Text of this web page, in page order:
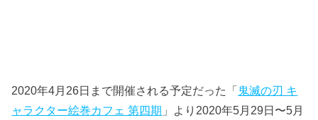
2020年4月26日まで開催される予定だった「鬼滅の刃 キ
ャラクター絵巻カフェ 第四期 」より2020年5月29日〜5月